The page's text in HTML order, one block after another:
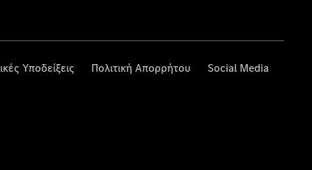
Υποδείξεις Πολιτική Απορρήτου Social Media